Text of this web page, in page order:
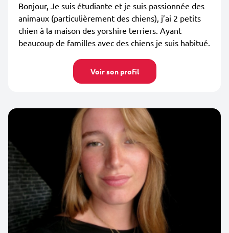
Bonjour, Je suis étudiante et je suis passionnée des
animaux (particulièrement des chiens), j’ai 2 petits
chien à la maison des yorshire terriers. Ayant
beaucoup de familles avec des chiens je suis habitué.
Voir son profil